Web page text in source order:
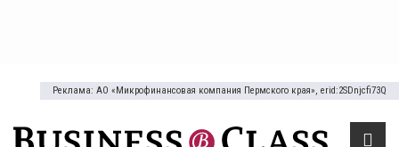
Реклама: АО «Микрофинансовая компания Пермского края», erid:2SDnjcfi73Q